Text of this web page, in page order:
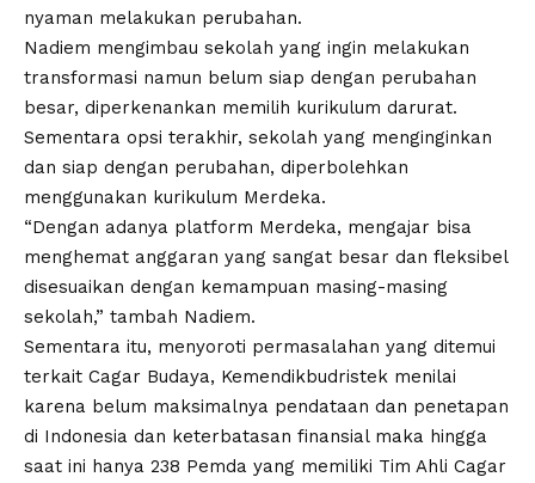
nyaman melakukan perubahan.
Nadiem mengimbau sekolah yang ingin melakukan
transformasi namun belum siap dengan perubahan
besar, diperkenankan memilih kurikulum darurat.
Sementara opsi terakhir, sekolah yang menginginkan
dan siap dengan perubahan, diperbolehkan
menggunakan kurikulum Merdeka.
“Dengan adanya platform Merdeka, mengajar bisa
menghemat anggaran yang sangat besar dan fleksibel
disesuaikan dengan kemampuan masing-masing
sekolah,” tambah Nadiem.
Sementara itu, menyoroti permasalahan yang ditemui
terkait Cagar Budaya, Kemendikbudristek menilai
karena belum maksimalnya pendataan dan penetapan
di Indonesia dan keterbatasan finansial maka hingga
saat ini hanya 238 Pemda yang memiliki Tim Ahli Cagar